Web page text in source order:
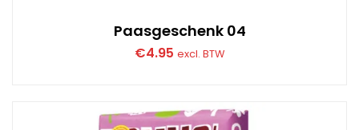
Paasgeschenk 04
€4.95 excl. BTW